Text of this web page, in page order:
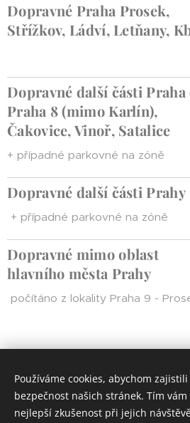
Dopravné Praha Prosek,
Střížkov, Ládví, Letňany,
Dopravné další části Praha
Praha 8 (mimo Karlín),
Čakovice, Vinoř, Satalice
+ případné parkovné na zóně
Dopravné další části Prahy
+ případné parkovné na zóně
Dopravné mimo oblast
hlavního města Prahy
počítáno z lokality Praha 9 -
© 2024 Všechna práva
Cookies
Používáme cookies, abychom
bezpečnost našich stránek. Tím
nejlepší zkušenost při jejich